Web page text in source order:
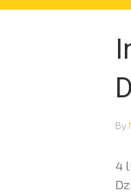
By
4